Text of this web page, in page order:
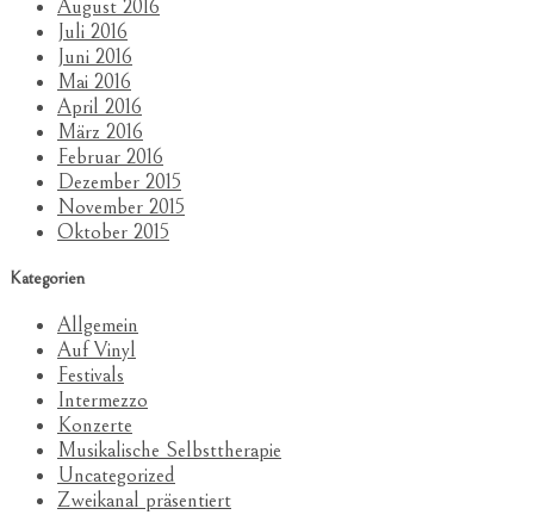
August 2016
Juli 2016
Juni 2016
Mai 2016
April 2016
März 2016
Februar 2016
Dezember 2015
November 2015
Oktober 2015
Kategorien
Allgemein
Auf Vinyl
Festivals
Intermezzo
Konzerte
Musikalische Selbsttherapie
Uncategorized
Zweikanal präsentiert